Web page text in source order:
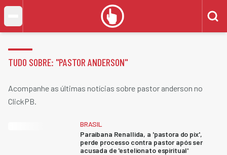
TUDO SOBRE: "PASTOR ANDERSON"
Acompanhe as últimas notícias sobre pastor anderson no
ClickPB.
BRASIL
Paraibana Renallida, a 'pastora do pix',
perde processo contra pastor após ser
acusada de 'estelionato espiritual'